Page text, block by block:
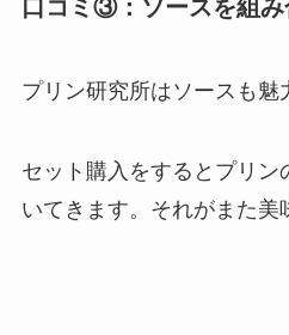
口コミ③：ソースを組
プリン研究所はソースも魅
セット購入をするとプリン
いてきます。それがまた美